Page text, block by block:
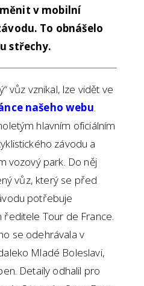
v mobilní
To obnášelo
střechy.
vůz vznikal, lze vidět ve
našeho webu.
hlavním oficiálním
závodu a
vozový park. Do něj
vůz, který se před
potřebuje
Tour de France.
se odehrávala v
Mladé Boleslavi,
Detaily odhalil pro